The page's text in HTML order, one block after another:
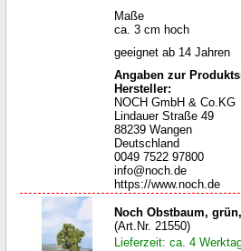
Maße
ca. 3 cm hoch
geeignet ab 14 Jahren
Angaben zur
Hersteller:
NOCH GmbH & Co.KG
Lindauer Straße 49
88239 Wangen
Deutschland
0049 7522 97800
info@noch.de
https://www.noch.de
Noch Obstbaum,
(Art.Nr. 21550)
Lieferzeit: ca. 4